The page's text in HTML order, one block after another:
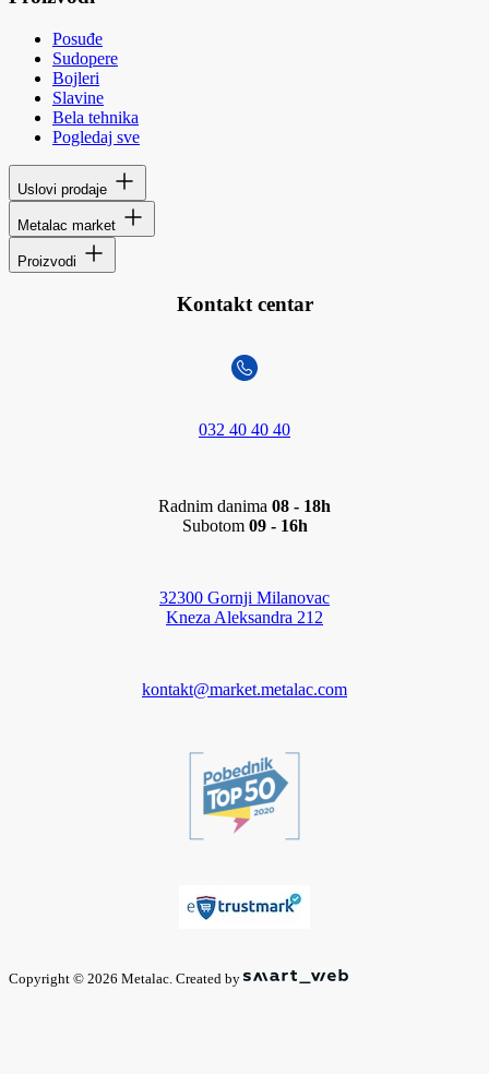
Posuđe
Sudopere
Bojleri
Slavine
Bela tehnika
Pogledaj sve
Uslovi prodaje
Metalac market
Proizvodi
Kontakt centar
032 40 40 40
Radnim danima 08 - 18h
Subotom 09 - 16h
32300 Gornji Milanovac
Kneza Aleksandra 212
kontakt@market.metalac.com
Copyright © 2026 Metalac. Created by